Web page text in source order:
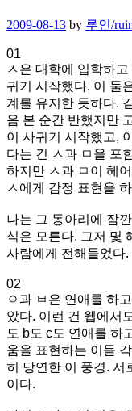
Posted
2009-08-13 by 루인/
01
ㅅ은 대학에 입학하
귀기 시작했다. 이 둘
계를 유지한 듯하다.
음 본 순간 반했지만
이 사귀기 시작했고,
다는 건 ㅅ과 ㅁ을 포
하지만 ㅅ과 ㅁ이 헤
ㅅ에게 감정 표현을
나는 그 동아리에 잠
식은 모른다. 그저 몇
사람에게 전해들었다
02
ㅇ과 ㅂ은 연애를 하
았다. 이런 건 웹에서
도 b도 c도 연애를 하
움을 표현하는 이들
히 당연한 이 풍경. 서
이다.